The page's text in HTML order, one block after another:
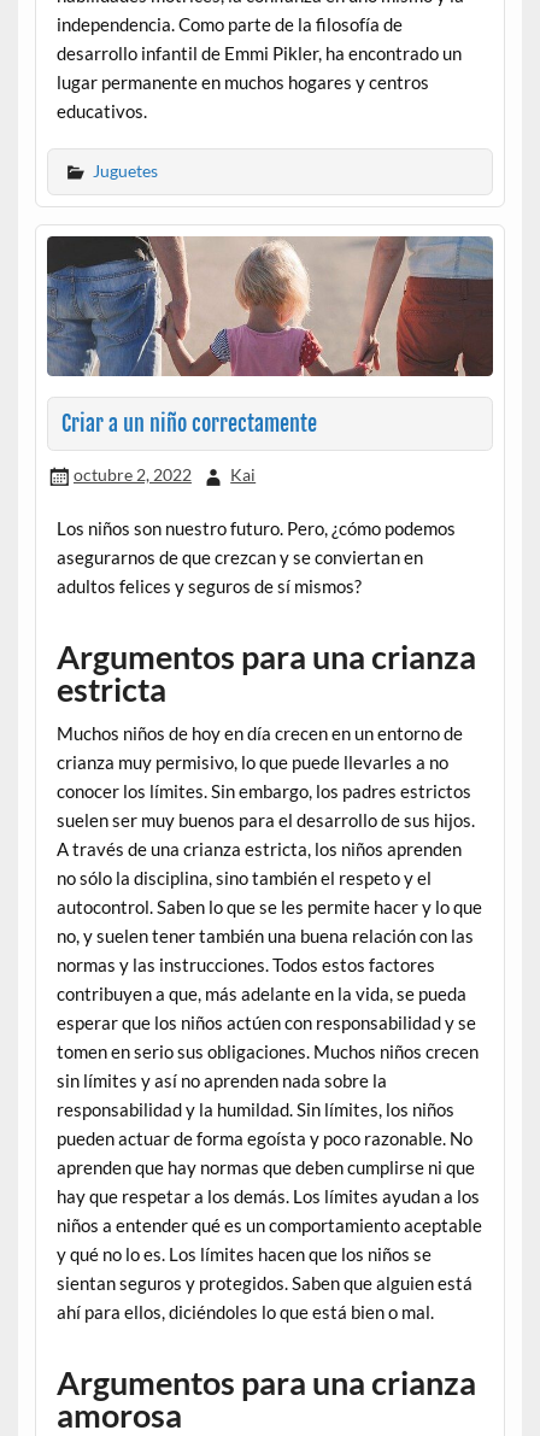
independencia. Como parte de la filosofía de
desarrollo infantil de Emmi Pikler, ha encontrado un
lugar permanente en muchos hogares y centros
educativos.
Juguetes
Criar a un niño correctamente
octubre 2, 2022 Kai
Los niños son nuestro futuro. Pero, ¿cómo podemos
asegurarnos de que crezcan y se conviertan en
adultos felices y seguros de sí mismos?
Argumentos para una crianza
estricta
Muchos niños de hoy en día crecen en un entorno de
crianza muy permisivo, lo que puede llevarles a no
conocer los límites. Sin embargo, los padres estrictos
suelen ser muy buenos para el desarrollo de sus hijos.
A través de una crianza estricta, los niños aprenden
no sólo la disciplina, sino también el respeto y el
autocontrol. Saben lo que se les permite hacer y lo que
no, y suelen tener también una buena relación con las
normas y las instrucciones. Todos estos factores
contribuyen a que, más adelante en la vida, se pueda
esperar que los niños actúen con responsabilidad y se
tomen en serio sus obligaciones. Muchos niños crecen
sin límites y así no aprenden nada sobre la
responsabilidad y la humildad. Sin límites, los niños
pueden actuar de forma egoísta y poco razonable. No
aprenden que hay normas que deben cumplirse ni que
hay que respetar a los demás. Los límites ayudan a los
niños a entender qué es un comportamiento aceptable
y qué no lo es. Los límites hacen que los niños se
sientan seguros y protegidos. Saben que alguien está
ahí para ellos, diciéndoles lo que está bien o mal.
Argumentos para una crianza
amorosa